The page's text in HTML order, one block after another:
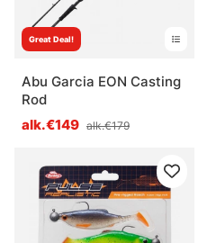
Great Deal!
Abu Garcia EON Casting
Rod
alk.€149 alk.€179